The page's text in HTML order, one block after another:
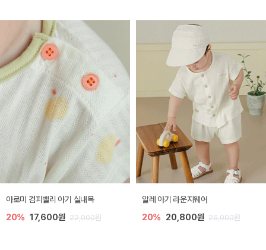
아로미 컴피벨리 아기 실내복
20% 17,600원 22,000원
알레 아기 라운지웨어
20% 20,800원 26,000원